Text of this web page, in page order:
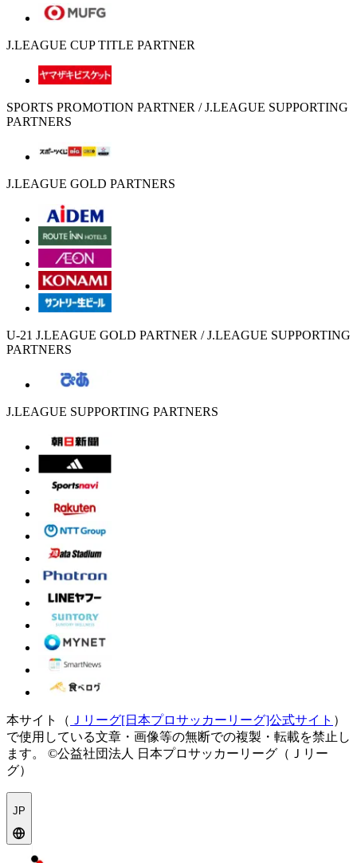
J.LEAGUE CUP TITLE PARTNER
SPORTS PROMOTION PARTNER / J.LEAGUE SUPPORTING
PARTNERS
J.LEAGUE GOLD PARTNERS
U-21 J.LEAGUE GOLD PARTNER / J.LEAGUE SUPPORTING
PARTNERS
J.LEAGUE SUPPORTING PARTNERS
本サイト（ Ｊリーグ[日本プロサッカーリーグ]公式サイト ）
で使用している文章・画像等の無断での複製・転載を禁止し
ます。
©公益社団法人 日本プロサッカーリーグ（Ｊリー
グ）
JP